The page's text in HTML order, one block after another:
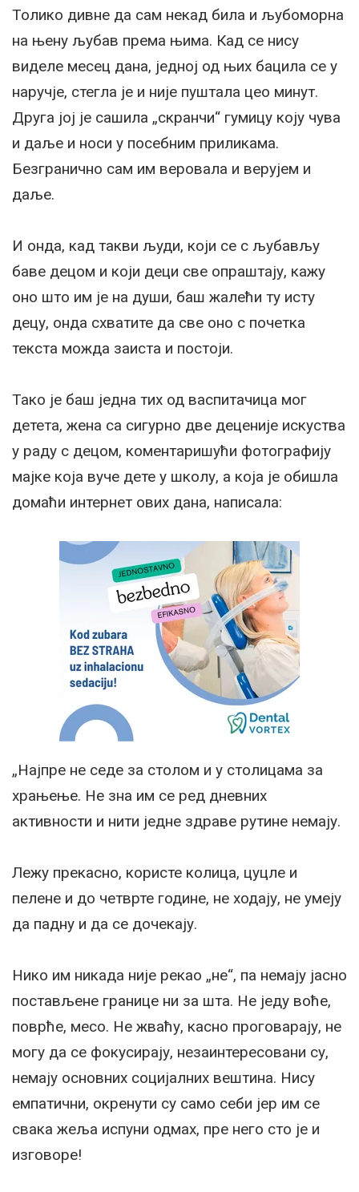
Толико дивне да сам некад била и љубоморна
на њену љубав према њима. Кад се нису
виделе месец дана, једној од њих бацила се у
наручје, стегла је и није пуштала цео минут.
Друга јој је сашила „скранчи“ гумицу коју чува
и даље и носи у посебним приликама.
Безгранично сам им веровала и верујем и
даље.
И онда, кад такви људи, који се с љубављу
баве децом и који деци све опраштају, кажу
оно што им је на души, баш жалећи ту исту
децу, онда схватите да све оно с почетка
текста можда заиста и постоји.
Тако је баш једна тих од васпитачица мог
детета, жена са сигурно две деценије искуства
у раду с децом, коментаришући фотографију
мајке која вуче дете у школу, а која је обишла
домаћи интернет ових дана, написала:
„Најпре не седе за столом и у столицама за
храњење. Не зна им се ред дневних
активности и нити једне здраве рутине немају.
Лежу прекасно, користе колица, цуцле и
пелене и до четврте године, не ходају, не умеју
да падну и да се дочекају.
Нико им никада није рекао „не“, па немају јасно
постављене границе ни за шта. Не једу воће,
поврће, месо. Не жваћу, касно проговарају, не
могу да се фокусирају, незаинтересовани су,
немају основних социјалних вештина. Нису
емпатични, окренути су само себи јер им се
свака жеља испуни одмах, пре него сто је и
изговоре!